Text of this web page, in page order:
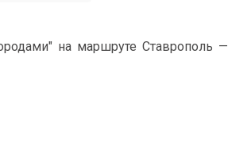
на маршруте Ставрополь —